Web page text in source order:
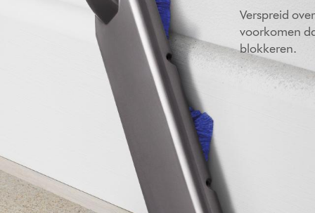
Verspreid
voorkomen
blokkeren.